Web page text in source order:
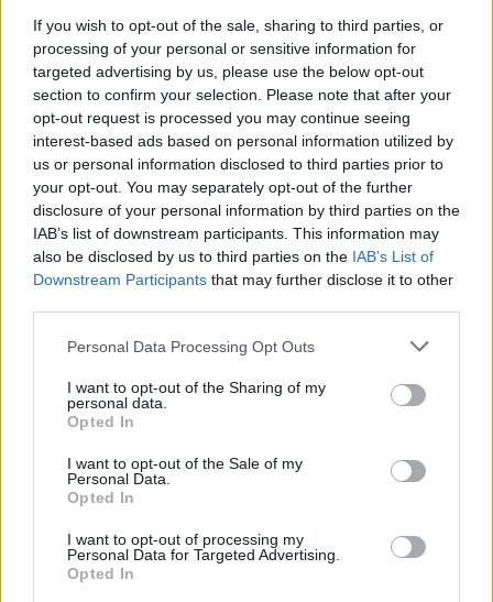
If you wish to opt-out of the sale, sharing to third parties, or
processing of your personal or sensitive information for
targeted advertising by us, please use the below opt-out
section to confirm your selection. Please note that after your
opt-out request is processed you may continue seeing
interest-based ads based on personal information utilized by
us or personal information disclosed to third parties prior to
your opt-out. You may separately opt-out of the further
disclosure of your personal information by third parties on the
IAB’s list of downstream participants. This information may
also be disclosed by us to third parties on the IAB’s List of
Downstream Participants that may further disclose it to other
Please note that this website/app uses one or more Google
not limited to your visit or usage behaviour. You may click to
grant or deny consent to Google and its third-party tags to
use your data for below specified purposes in below Google
consent section.
Personal Data Processing Opt Outs
I want to opt-out of the Sharing of my
personal data.
Opted In
I want to opt-out of the Sale of my
Personal Data.
Opted In
I want to opt-out of processing my
Personal Data for Targeted Advertising.
Opted In
ΕΛΛΆΔΑ
Έρχεται καύσωνας και απειλητικά μποφόρ (VIDEO)
ΑΝΑΡΤΗΘΗΚΕ ΑΠΟ GMYLONAS 7 ΑΥΓΟΎΣΤΟΥ 2026
Τι σηματοδοτεί η συμφωνία που υπέγραψαν Σαουδική
Αραβία, Πακιστάν και Τουρκία